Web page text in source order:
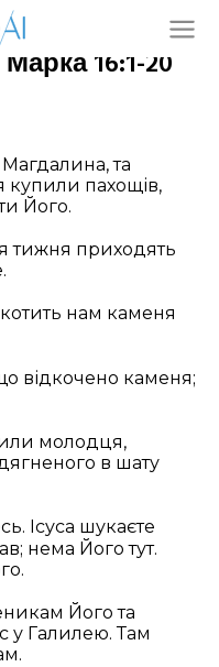
16:1-20
та
купили пахощів,
Його.
тижня приходять
нам каменя
відкочено каменя;
молодця,
в шату
Ісуса шукаєте
нема Його тут.
Його та
у Галилею. Там